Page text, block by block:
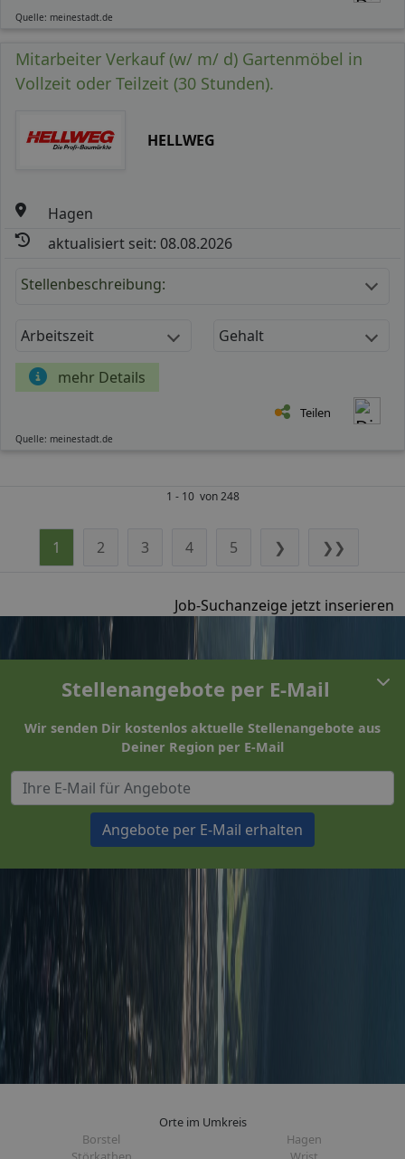
Quelle: meinestadt.de
Mitarbeiter Verkauf (w/ m/ d) Gartenmöbel in
Vollzeit oder Teilzeit (30 Stunden).
HELLWEG
Hagen
aktualisiert seit: 08.08.2026
Stellenbeschreibung:
Arbeitszeit Gehalt
mehr Details
Teilen
Quelle: meinestadt.de
1 - 10 von 248
1 2 3 4 5 ❯ ❯❯
Job-Suchanzeige jetzt inserieren
Stellenangebote per E-Mail
Wir senden Dir kostenlos aktuelle Stellenangebote aus
Deiner Region per E-Mail
Angebote per E-Mail erhalten
Orte im Umkreis
Borstel
Hagen